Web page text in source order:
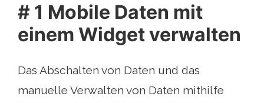
# 1 Mobile Daten mit
einem Widget verwalten
Das Abschalten von Daten und das
manuelle Verwalten von Daten mithilfe